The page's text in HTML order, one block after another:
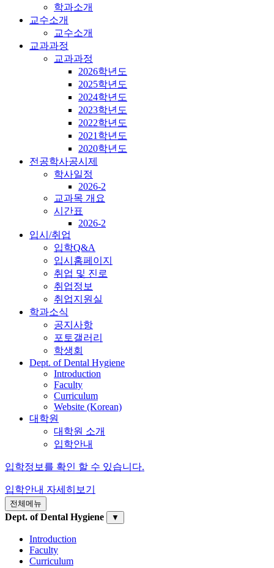
학과소개
교수소개
교수소개
교과과정
교과과정
2026학년도
2025학년도
2024학년도
2023학년도
2022학년도
2021학년도
2020학년도
전공학사공시제
학사일정
2026-2
교과목 개요
시간표
2026-2
입시/취업
입학Q&A
입시홈페이지
취업 및 진로
취업정보
취업지원실
학과소식
공지사항
포토갤러리
학생회
Dept. of Dental Hygiene
Introduction
Faculty
Curriculum
Website (Korean)
대학원
대학원 소개
입학안내
입학정보를 확인 할 수 있습니다.
입학안내 자세히보기
전체메뉴
Dept. of Dental Hygiene ▼
Introduction
Faculty
Curriculum